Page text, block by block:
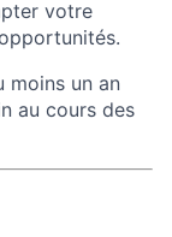
votre
moins un an
au cours des